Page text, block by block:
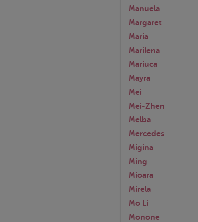
Manuela
Margaret
Maria
Marilena
Mariuca
Mayra
Mei
Mei-Zhen
Melba
Mercedes
Migina
Ming
Mioara
Mirela
Mo Li
Monone